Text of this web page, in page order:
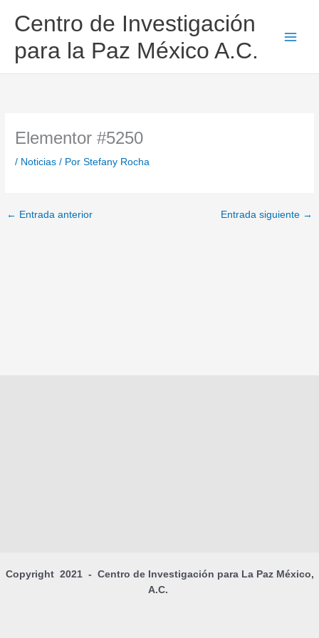
Centro de Investigación
para la Paz México A.C.
Elementor #5250
/ Noticias / PorStefany Rocha
← Entrada anterior Entrada siguiente →
Copyright 2021 - Centro de Investigación para La Paz México,
A.C.